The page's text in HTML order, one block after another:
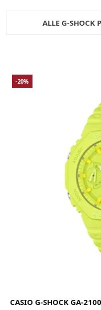
ALLE G-SHOCK
-20%
CASIO G-SHOCK GA-